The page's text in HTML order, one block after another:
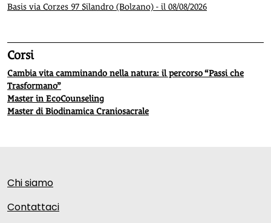
Basis via Corzes 97 Silandro (Bolzano) - il 08/08/2026
Corsi
Cambia vita camminando nella natura: il percorso “Passi che
Trasformano”
Master in EcoCounseling
Master di Biodinamica Craniosacrale
Chi siamo
Contattaci